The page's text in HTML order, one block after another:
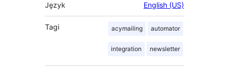
Język English (US)
Tagi acymailing automator
integration newsletter